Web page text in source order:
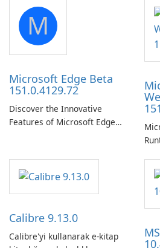
portable media on any
computer running Microsoft
Windows.
M
Microsoft Edge Beta
151.0.4129.72
Discover the Innovative
Features of Microsoft Edge
Beta, developed by Microsoft
Corporation, is shaping the
edge features and seamless
Calibre 9.13.0
Calibre'yi kullanarak e-kitap